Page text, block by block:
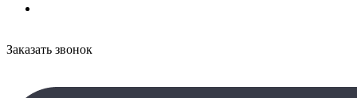
Заказать звонок